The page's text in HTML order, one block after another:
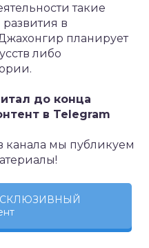
такие
в
планирует
либо
до конца
в Telegram
канала мы публикуем